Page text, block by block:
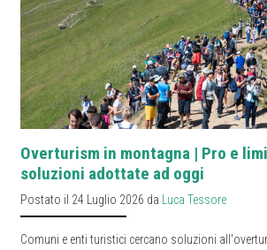
Overturism in montagna | Pro e
soluzioni adottate ad oggi
Postato il 24 Luglio 2026 da Luca Tessore
Comuni e enti turistici cercano soluzioni